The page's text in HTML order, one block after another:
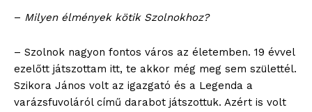
– Milyen élmények kötik Szolnokhoz?
– Szolnok nagyon fontos város az életemben. 19 évvel
ezelőtt játszottam itt, te akkor még meg sem születtél.
Szikora János volt az igazgató és a Legenda a
varázsfuvoláról című darabot játszottuk. Azért is volt